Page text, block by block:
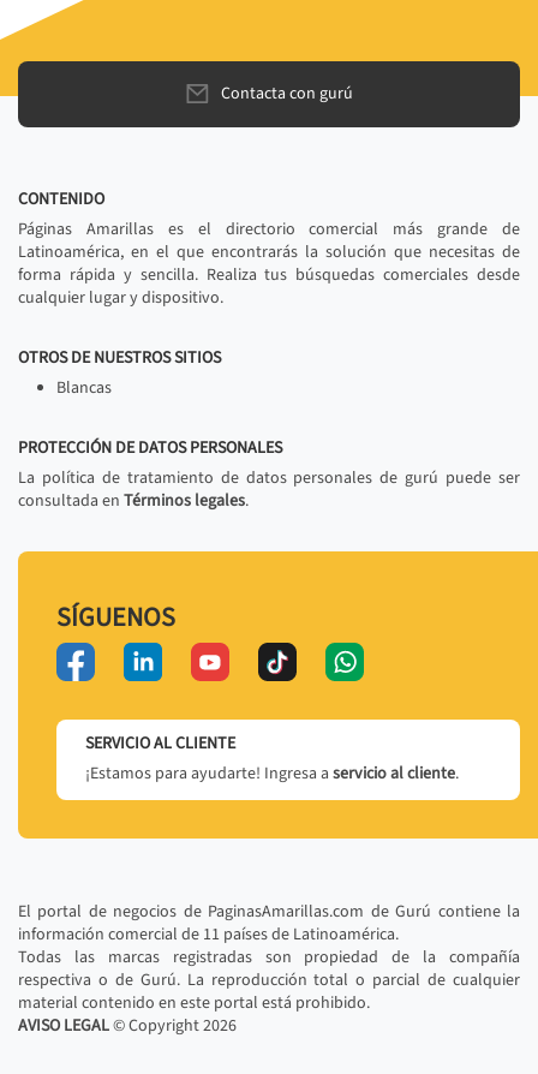
Contacta con gurú
CONTENIDO
Páginas Amarillas es el directorio comercial más grande de
Latinoamérica, en el que encontrarás la solución que necesitas de
forma rápida y sencilla. Realiza tus búsquedas comerciales desde
cualquier lugar y dispositivo.
OTROS DE NUESTROS SITIOS
Blancas
PROTECCIÓN DE DATOS PERSONALES
La política de tratamiento de datos personales de gurú puede ser
consultada en Términos legales.
SÍGUENOS
SERVICIO AL CLIENTE
¡Estamos para ayudarte! Ingresa a servicio al cliente.
El portal de negocios de PaginasAmarillas.com de Gurú contiene la
información comercial de 11 países de Latinoamérica.
Todas las marcas registradas son propiedad de la compañía
respectiva o de Gurú. La reproducción total o parcial de cualquier
material contenido en este portal está prohibido.
AVISO LEGAL© Copyright2026